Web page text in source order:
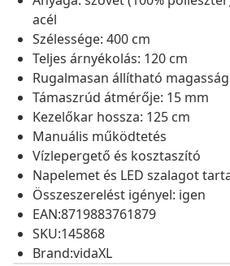
acél
Szélessége: 400 cm
Teljes árnyékolás: 120 cm
Rugalmasan állítható
Támaszrúd átmérője: 15 mm
Kezelőkar hossza: 125 cm
Manuális működtetés
Vízlepergető és kosztaszító
Napelemet és LED szalagot
Összeszerelést igényel: igen
EAN:8719883761879
SKU:145868
Brand:vidaXL